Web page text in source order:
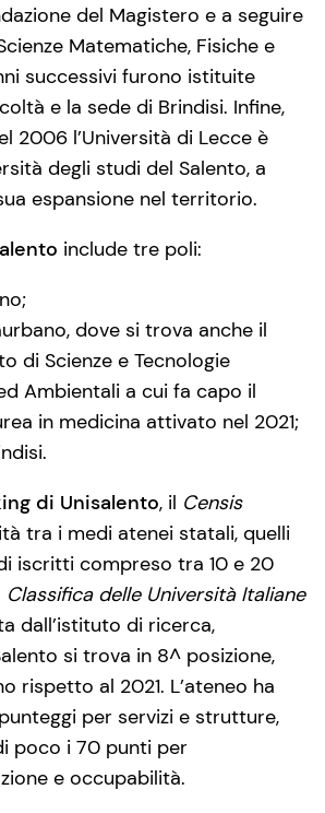
del Magistero e a seguire
Matematiche, Fisiche e
successivi furono istituite
e la sede di Brindisi. Infine,
2006 l’Università di Lecce è
degli studi del Salento, a
espansione nel territorio.
include tre poli:
dove si trova anche il
di Scienze e Tecnologie
Ambientali a cui fa capo il
in medicina attivato nel 2021;
di Unisalento, il Censis
tra i medi atenei statali, quelli
iscritti compreso tra 10 e 20
Classifica delle Università Italiane
dall’istituto di ricerca,
si trova in 8^ posizione,
rispetto al 2021. L’ateneo ha
per servizi e strutture,
poco i 70 punti per
e occupabilità.